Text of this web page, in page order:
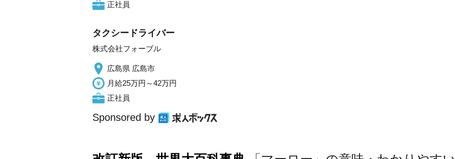
正社員
タクシードライバー
株式会社フォーブル
広島県 広島市
月給25万円～42万円
正社員
Sponsored by